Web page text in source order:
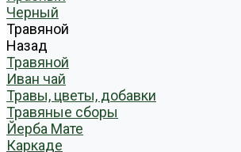
Черный
Травяной
Назад
Травяной
Иван чай
Травы, цветы, добавки
Травяные сборы
Йерба Мате
Каркаде